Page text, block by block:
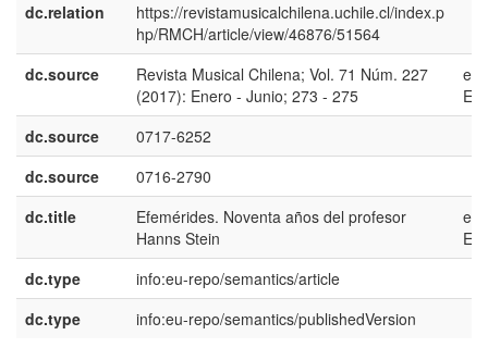
dc.relation
https://revistamusicalchilena.uchile.cl/index.p
hp/RMCH/article/view/46876/51564
dc.source
Revista Musical Chilena; Vol. 71 Núm. 227
(2017): Enero - Junio; 273 - 275
es-
ES
dc.source
0717-6252
dc.source
0716-2790
dc.title
Efemérides. Noventa años del profesor
Hanns Stein
es-
ES
dc.type
info:eu-repo/semantics/article
dc.type
info:eu-repo/semantics/publishedVersion